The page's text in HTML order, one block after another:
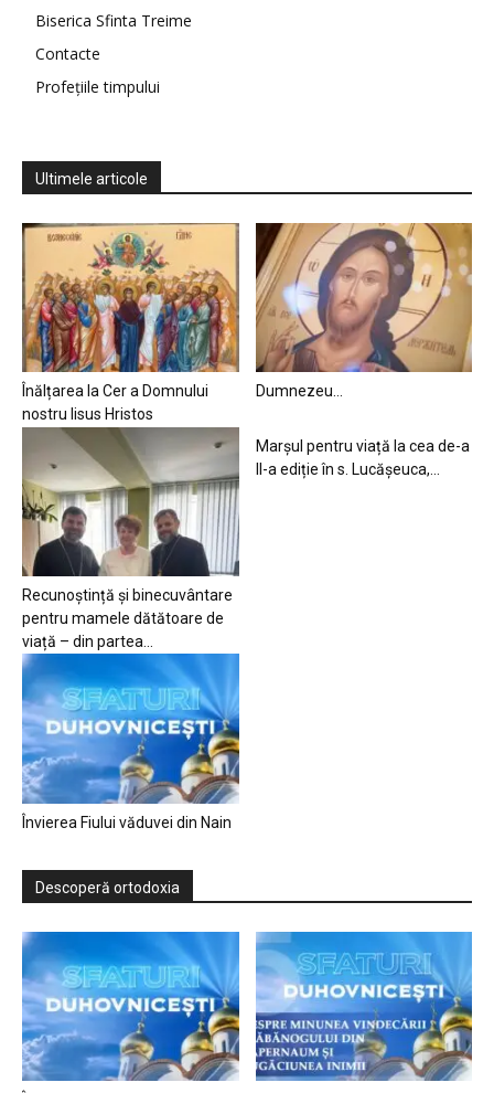
Biserica Sfinta Treime
Contacte
Profețiile timpului
Ultimele articole
Înălțarea la Cer a Domnului
nostru Iisus Hristos
Dumnezeu…
Recunoștință și binecuvântare
pentru mamele dătătoare de
viață – din partea...
Marșul pentru viață la cea de-a
II-a ediție în s. Lucășeuca,...
Învierea Fiului văduvei din Nain
Descoperă ortodoxia